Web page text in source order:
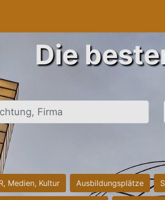
Die
Firma
Medien, Kultur Ausbildungsplätze